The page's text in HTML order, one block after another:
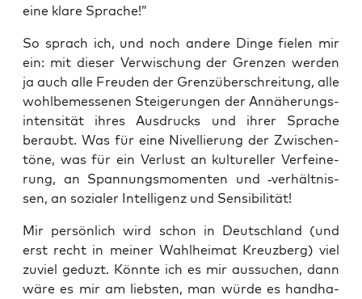
eine kla­re Sprache!”
So sprach ich, und noch ande­re Din­ge fie­len mir
ein: mit die­ser Ver­wi­schung der Gren­zen wer­den
ja auch alle Freu­den der Grenz­über­schrei­tung, alle
wohl­be­mes­se­nen Stei­ge­run­gen der Annä­he­rungs­
in­ten­si­tät ihres Aus­drucks und ihrer Spra­che
beraubt. Was für eine Nivel­lie­rung der Zwi­schen­
tö­ne, was für ein Ver­lust an kul­tu­rel­ler Ver­fei­ne­
rung, an Span­nungs­mo­men­ten und ‑ver­hält­nis­
sen, an sozia­ler Intel­li­genz und Sensibilität!
Mir per­sön­lich wird schon in Deutsch­land (und
erst recht in mei­ner Wahl­hei­mat Kreuz­berg) viel
zuviel geduzt. Könn­te ich es mir aus­su­chen, dann
wäre es mir am liebs­ten, man wür­de es hand­ha­